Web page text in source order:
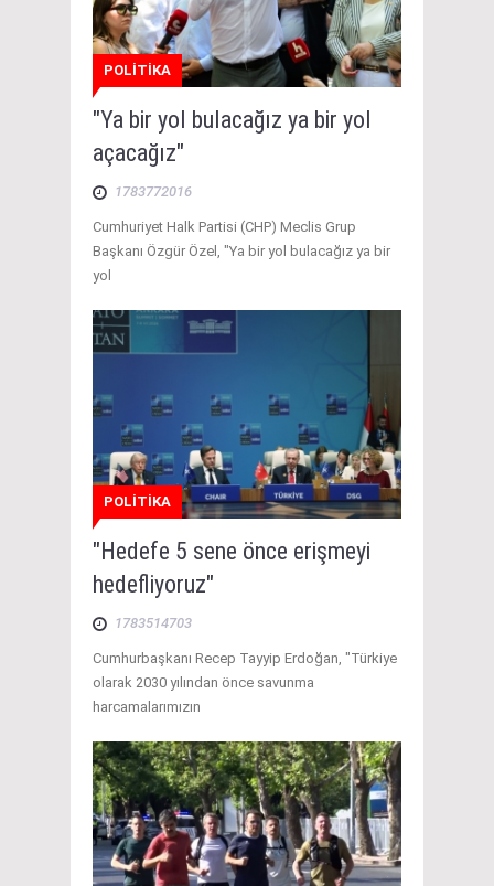
POLİTİKA
"Ya bir yol bulacağız ya bir yol
açacağız"
1783772016
Cumhuriyet Halk Partisi (CHP) Meclis Grup
Başkanı Özgür Özel, "Ya bir yol bulacağız ya bir
yol
POLİTİKA
"Hedefe 5 sene önce erişmeyi
hedefliyoruz"
1783514703
Cumhurbaşkanı Recep Tayyip Erdoğan, "Türkiye
olarak 2030 yılından önce savunma
harcamalarımızın